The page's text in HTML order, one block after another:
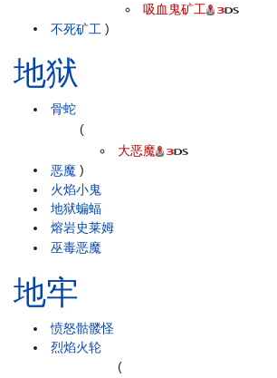
不死矿工
吸血鬼矿工
)
地狱
骨蛇
恶魔
(
大恶魔
)
火焰小鬼
地狱蝙蝠
熔岩史莱姆
巫毒恶魔
地牢
愤怒骷髅怪
烈焰火轮
(